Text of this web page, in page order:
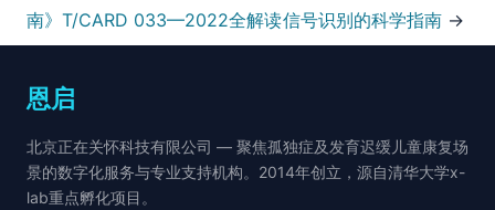
南》T/CARD 033—2022全解读信号识别的科学指南→
恩启
北京正在关怀科技有限公司 — 聚焦孤独症及发育迟缓儿童康复场
景的数字化服务与专业支持机构。2014年创立，源自清华大学x-
lab重点孵化项目。